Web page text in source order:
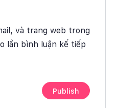
và trang web trong
lần bình luận kế tiếp